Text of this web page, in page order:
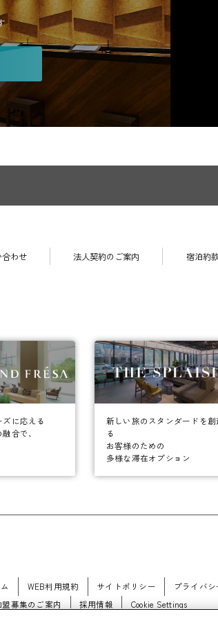
合わせ 法人契約のご案内 宿泊約
に応える
合で、
新しい旅のスタンダードを創
る
お客様のための
多様な滞在オプション
WEB利用規約 サイトポリシー プライバ
盟募集のご案内 採用情報 Cookie Settings